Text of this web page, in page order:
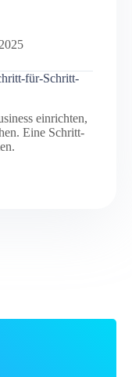
für-Schritt-
einrichten,
Eine Schritt-